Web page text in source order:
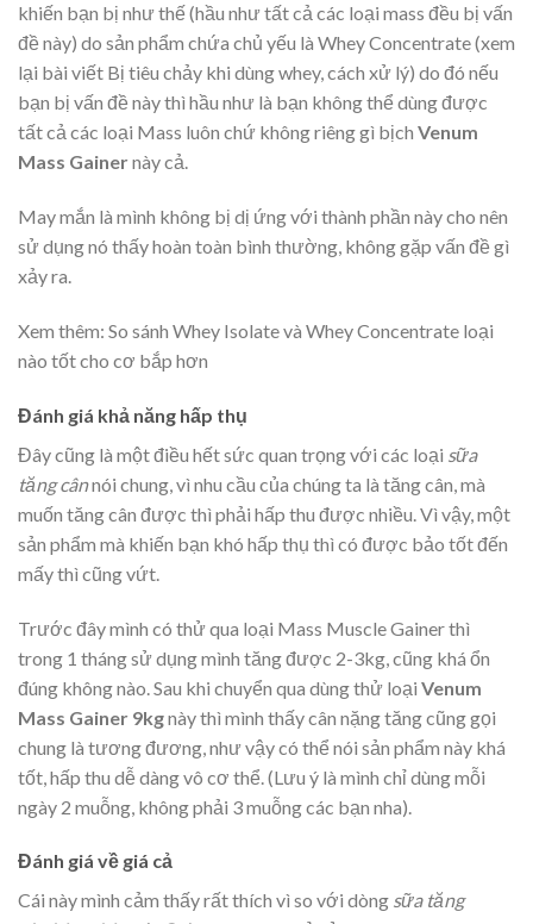
khiến bạn bị như thế (hầu như tất cả các loại mass đều bị vấn
đề này) do sản phẩm chứa chủ yếu là Whey Concentrate (xem
lại bài viết Bị tiêu chảy khi dùng whey, cách xử lý) do đó nếu
bạn bị vấn đề này thì hầu như là bạn không thể dùng được
tất cả các loại Mass luôn chứ không riêng gì bịch Venum
Mass Gainernày cả.
May mắn là mình không bị dị ứng với thành phần này cho nên
sử dụng nó thấy hoàn toàn bình thường, không gặp vấn đề gì
xảy ra.
Xem thêm: So sánh Whey Isolate và Whey Concentrate loại
nào tốt cho cơ bắp hơn
Đánh giá khả năng hấp thụ
Đây cũng là một điều hết sức quan trọng với các loại sữa
tăng cânnói chung, vì nhu cầu của chúng ta là tăng cân, mà
muốn tăng cân được thì phải hấp thu được nhiều. Vì vậy, một
sản phẩm mà khiến bạn khó hấp thụ thì có được bảo tốt đến
mấy thì cũng vứt.
Trước đây mình có thử qua loại Mass Muscle Gainer thì
trong 1 tháng sử dụng mình tăng được 2-3kg, cũng khá ổn
đúng không nào. Sau khi chuyển qua dùng thử loại Venum
Mass Gainer 9kgnày thì mình thấy cân nặng tăng cũng gọi
chung là tương đương, như vậy có thể nói sản phẩm này khá
tốt, hấp thu dễ dàng vô cơ thể. (Lưu ý là mình chỉ dùng mỗi
ngày 2 muỗng, không phải 3 muỗng các bạn nha).
Đánh giá về giá cả
Cái này mình cảm thấy rất thích vì so với dòng sữa tăng